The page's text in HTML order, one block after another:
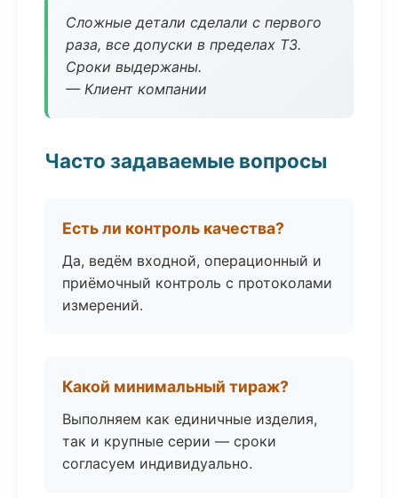
Сложные детали сделали с первого
раза, все допуски в пределах ТЗ.
Сроки выдержаны.
— Клиент компании
Часто задаваемые вопросы
Есть ли контроль качества?
Да, ведём входной, операционный и
приёмочный контроль с протоколами
измерений.
Какой минимальный тираж?
Выполняем как единичные изделия,
так и крупные серии — сроки
согласуем индивидуально.